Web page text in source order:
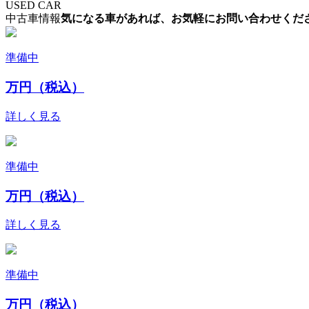
USED CAR
中古車情報気になる車があれば、お気軽にお問い合わせくだ
準備中
万円（税込）
詳しく見る
準備中
万円（税込）
詳しく見る
準備中
万円（税込）